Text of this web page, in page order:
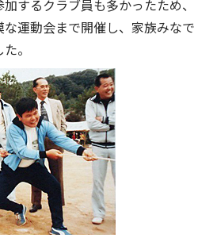
するクラブ員も多かったため、
運動会まで開催し、家族みなで
。